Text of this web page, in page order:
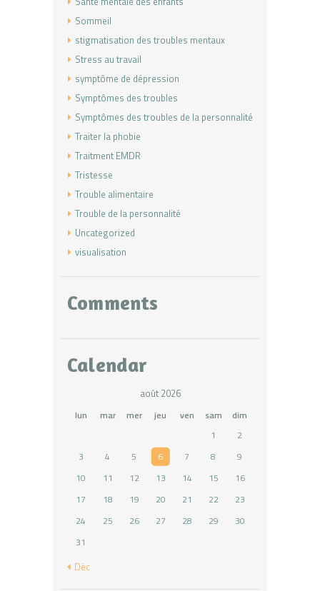
Sommeil
stigmatisation des troubles mentaux
Stress au travail
symptôme de dépression
Symptômes des troubles
Symptômes des troubles de la personnalité
Traiter la phobie
Traitment EMDR
Tristesse
Trouble alimentaire
Trouble de la personnalité
Uncategorized
visualisation
Comments
Calendar
août 2026
lun mar mer jeu ven sam
dim
1
2
3
4 5 6 7 8
9
10
11 12 13 14 15
16
17
18 19 20 21 22
23
24
25 26 27 28 29
30
31
« Déc